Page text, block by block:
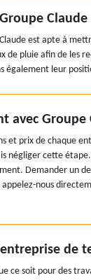
Claude
est apte à
pluie afin de
également leur
avec Groupe
et prix de chaque
cette étape.
Demander un
nous
de
ce soit pour des